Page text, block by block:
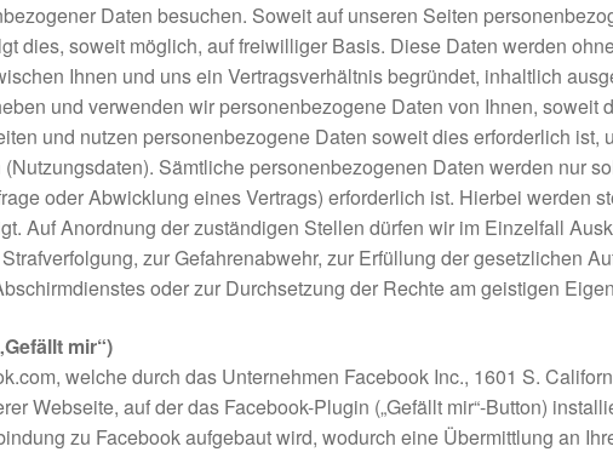
Daten besuchen. Soweit auf unseren Seiten
dies, soweit möglich, auf freiwilliger Basis. Diese Daten werden
Ihnen und uns ein Vertragsverhältnis begründet, inhaltlich
und verwenden wir personenbezogene Daten von Ihnen, soweit
und nutzen personenbezogene Daten soweit dies erforderlich ist,
Sämtliche personenbezogenen Daten werden nur
oder Abwicklung eines Vertrags) erforderlich ist. Hierbei werden
Auf Anordnung der zuständigen Stellen dürfen wir im Einzelfall
zur Gefahrenabwehr, zur Erfüllung der gesetzlichen
oder zur Durchsetzung der Rechte am geistigen
mir“)
welche durch das Unternehmen Facebook Inc., 1601 S.
Webseite, auf der das Facebook-Plugin („Gefällt mir“-Button)
zu Facebook aufgebaut wird, wodurch eine Übermittlung an